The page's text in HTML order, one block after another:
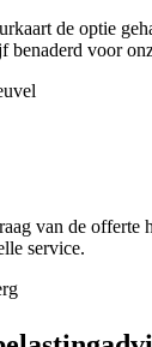
de optie
benaderd voor
van de offerte
service.